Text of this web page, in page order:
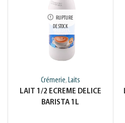
RUPTURE
DE STOCK
Crémerie, Laits
LAIT 1/2 ECREME DELICE
BARISTA 1L